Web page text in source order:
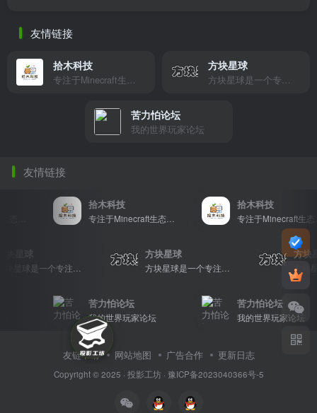
友情链接
拾木科技
专注于Minecraft生态建设
方块星球
方块星球是一个专注于我的世界的中文论坛，提供丰富的资源分享、玩家交流和创意展示，包括地图、皮肤、数据包等内容，打造Minecraft玩家的专属社区乐园！
苦力怕论坛
我的世界玩家论坛
友情链接
拾木科技
专注于Minecraft生态建设
拾木科技
专注于Minecraft生态建设
方块星球 方块星球 方
苦力怕论坛
我的世界玩家论坛
苦力怕论坛
我的世界玩家论坛
友链申请 网站地图 广告合作 更新日志
Copyright © 2025 · 投影工坊· 豫ICP备2023040366号-5